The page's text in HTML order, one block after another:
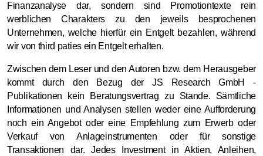
Finanzanalyse dar, sondern sind Promotiontexte rein
werblichen Charakters zu den jeweils besprochenen
Unternehmen, welche hierfür ein Entgelt bezahlen, während
wir von third paties ein Entgelt erhalten.
Zwischen dem Leser und den Autoren bzw. dem Herausgeber
kommt durch den Bezug der JS Research GmbH -
Publikationen kein Beratungsvertrag zu Stande. Sämtliche
Informationen und Analysen stellen weder eine Aufforderung
noch ein Angebot oder eine Empfehlung zum Erwerb oder
Verkauf von Anlageinstrumenten oder für sonstige
Transaktionen dar. Jedes Investment in Aktien, Anleihen,